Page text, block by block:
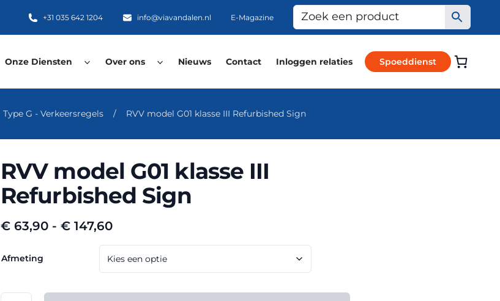
+31 035 642 1204 info@viavandalen.nl E-Magazine
Onze Diensten Over ons Nieuws Contact Inloggen relaties Spoeddienst
Type G - Verkeersregels / RVV model G01 klasse III Refurbished Sign
RVV model G01 klasse III
Refurbished Sign
€ 63,90 - € 147,60Prijsklasse:
€ 63,90
tot
€ 147,60
Afmeting